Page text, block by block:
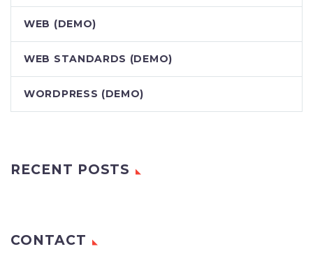
WEB (DEMO)
WEB STANDARDS (DEMO)
WORDPRESS (DEMO)
RECENT POSTS
CONTACT